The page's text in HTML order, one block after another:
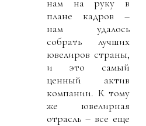
нам на руку в
плане кадров –
нам удалось
собрать лучших
ювелиров страны,
и это самый
ценный актив
компании. К тому
же ювелирная
отрасль – все еще